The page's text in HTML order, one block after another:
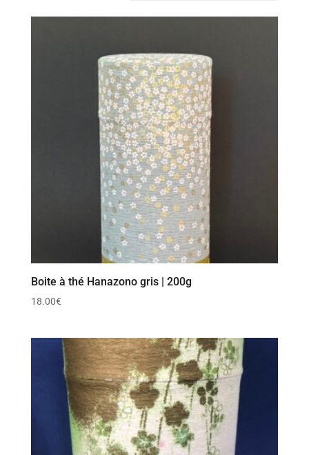
Boite à thé Hanazono gris | 200g
18.00€